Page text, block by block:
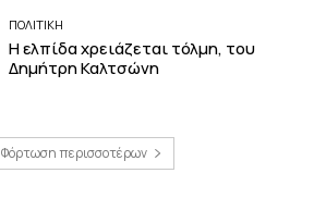
ΠΟΛΙΤΙΚΗ
Η ελπίδα χρειάζεται τόλμη, του
Δημήτρη Καλτσώνη
Φόρτωση περισσοτέρων